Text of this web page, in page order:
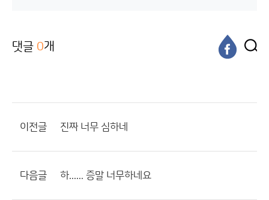
댓글 0개
이전글 진짜 너무 심하네
다음글 하...... 증말 너무하네요